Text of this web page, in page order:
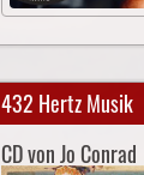
432 Hertz Musik
CD von Jo Conrad